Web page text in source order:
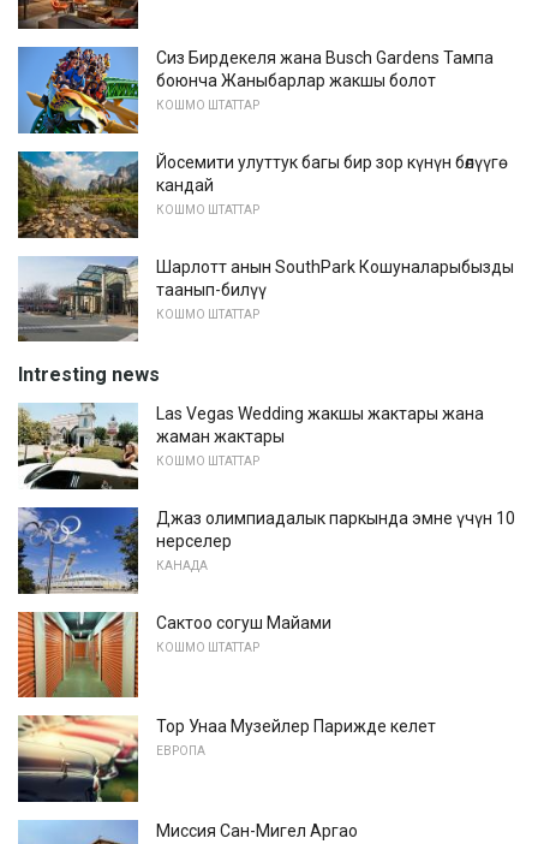
Сиз Бирдекеля жана Busch Gardens Тампа
боюнча Жаныбарлар жакшы болот
КОШМО ШТАТТАР
Йосемити улуттук багы бир зор күнүн бөлүүгө
кандай
КОШМО ШТАТТАР
Шарлотт анын SouthPark Кошуналарыбызды
таанып-билүү
КОШМО ШТАТТАР
Intresting news
Las Vegas Wedding жакшы жактары жана
жаман жактары
КОШМО ШТАТТАР
Джаз олимпиадалык паркында эмне үчүн 10
нерселер
КАНАДА
Сактоо согуш Майами
КОШМО ШТАТТАР
Top Унаа Музейлер Парижде келет
ЕВРОПА
Миссия Сан-Мигел Аргао